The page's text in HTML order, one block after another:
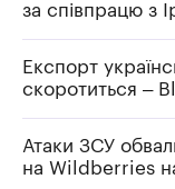
за співпрацю з
Експорт
скоротиться –
Атаки ЗСУ
на Wildberries